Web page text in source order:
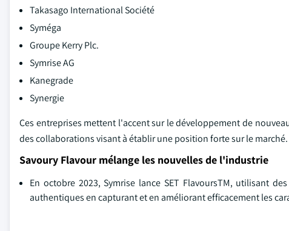
Takasago International Société
Syméga
Groupe Kerry Plc.
Symrise AG
Kanegrade
Synergie
Ces entreprises mettent l'accent sur le développement de
des collaborations visant à établir une position forte sur le marché.
Savoury Flavour mélange les nouvelles de l'industrie
En octobre 2023, Symrise lance SET FlavoursTM, utilisant
authentiques en capturant et en améliorant efficacement les